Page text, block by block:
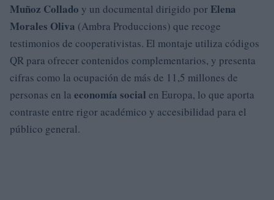
Muñoz Collado y un documental dirigido por Elena
Morales Oliva (Ambra Produccions) que recoge
testimonios de cooperativistas. El montaje utiliza códigos
QR para ofrecer contenidos complementarios, y presenta
cifras como la ocupación de más de 11,5 millones de
personas en la economía social en Europa, lo que aporta
contraste entre rigor académico y accesibilidad para el
público general.